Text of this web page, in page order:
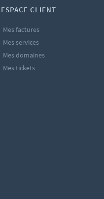
ESPACE CLIENT
Mes factures
Mes services
Mes domaines
Mes tickets